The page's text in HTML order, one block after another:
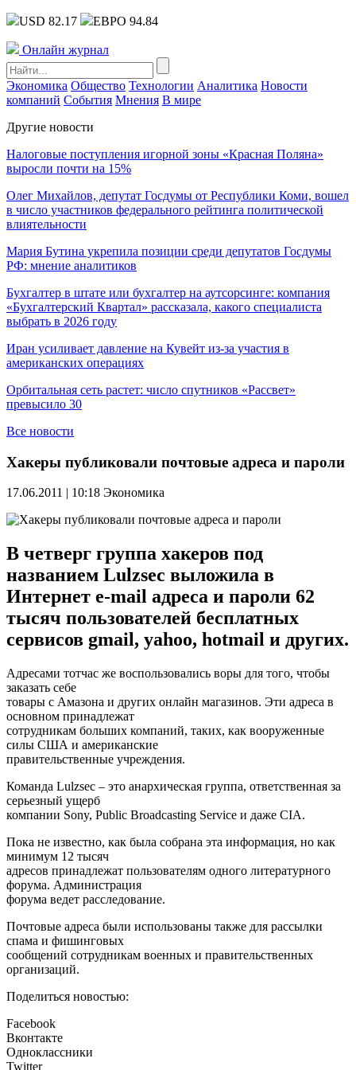
USD 82.17 ЕВРО 94.84
Онлайн журнал
Экономика Общество Технологии Аналитика Новости
компаний События Мнения В мире
Другие новости
Налоговые поступления игорной зоны «Красная Поляна»
выросли почти на 15%
Олег Михайлов, депутат Госдумы от Республики Коми, вошел
в число участников федерального рейтинга политической
влиятельности
Мария Бутина укрепила позиции среди депутатов Госдумы
РФ: мнение аналитиков
Бухгалтер в штате или бухгалтер на аутсорсинге: компания
«Бухгалтерский Квартал» рассказала, какого специалиста
выбрать в 2026 году
Иран усиливает давление на Кувейт из-за участия в
американских операциях
Орбитальная сеть растет: число спутников «Рассвет»
превысило 30
Все новости
Хакеры публиковали почтовые адреса и пароли
17.06.2011 | 10:18 Экономика
В четверг группа хакеров под
названием Lulzsec выложила в
Интернет e-mail адреса и пароли 62
тысяч пользователей бесплатных
сервисов gmail, yahoo, hotmail и других.
Адресами тотчас же воспользовались воры для того, чтобы
заказать себе
товары с Амазона и других онлайн магазинов. Эти адреса в
основном принадлежат
сотрудникам больших компаний, таких, как вооруженные
силы США и американские
правительственные учреждения.
Команда Lulzsec – это анархическая группа, ответственная за
серьезный ущерб
компании Sony, Public Broadcasting Service и даже CIA.
Пока не известно, как была собрана эта информация, но как
минимум 12 тысяч
адресов принадлежат пользователям одного литературного
форума. Администрация
форума ведет расследование.
Почтовые адреса были использованы также для рассылки
спама и фишинговых
сообщений сотрудникам военных и правительственных
организаций.
Поделиться новостью:
Facebook
Вконтакте
Одноклассники
Twitter